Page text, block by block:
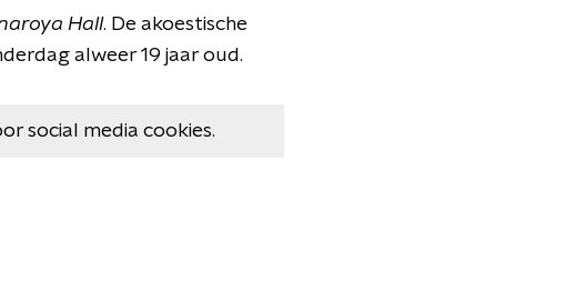
Hall. De akoestische
alweer 19 jaar oud.
social media cookies.